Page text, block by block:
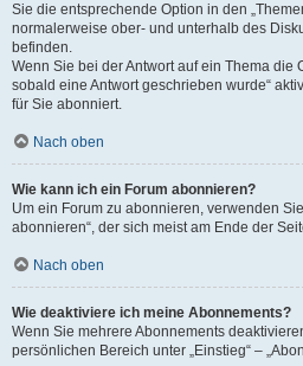
Sie die entsprechende Option in den
normalerweise ober- und unterhalb des
befinden.
Wenn Sie bei der Antwort auf ein Thema die
sobald eine Antwort geschrieben wurde“
für Sie abonniert.
Nach oben
Wie kann ich ein Forum abonnieren?
Um ein Forum zu abonnieren, verwenden
abonnieren“, der sich meist am Ende der
Nach oben
Wie deaktiviere ich meine Abonnements?
Wenn Sie mehrere Abonnements
persönlichen Bereich unter „Einstieg“ –